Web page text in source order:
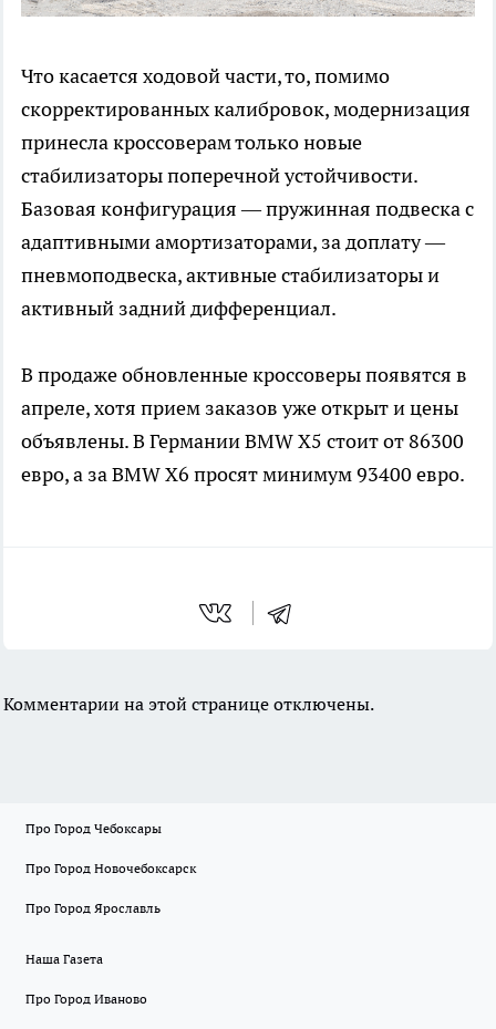
Что касается ходовой части, то, помимо
скорректированных калибровок, модернизация
принесла кроссоверам только новые
стабилизаторы поперечной устойчивости.
Базовая конфигурация — пружинная подвеска с
адаптивными амортизаторами, за доплату —
пневмоподвеска, активные стабилизаторы и
активный задний дифференциал.
В продаже обновленные кроссоверы появятся в
апреле, хотя прием заказов уже открыт и цены
объявлены. В Германии BMW X5 стоит от 86300
евро, а за BMW X6 просят минимум 93400 евро.
Комментарии на этой странице отключены.
Про Город Чебоксары
Про Город Новочебоксарск
Про Город Ярославль
Наша Газета
Про Город Иваново